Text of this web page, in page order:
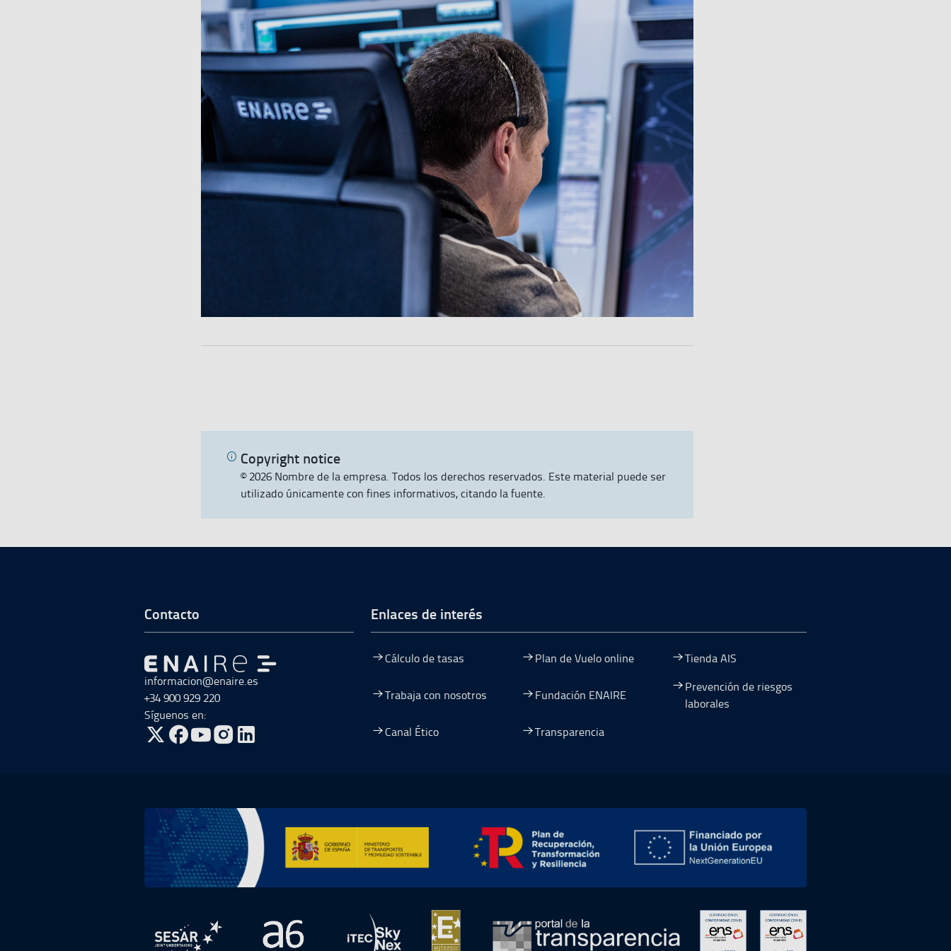
Copyright notice
© 2026 Nombre de la empresa. Todos los derechos reservados. Este material puede ser
utilizado únicamente con fines informativos, citando la fuente.
Ir a Inicio del Pie de página
Contacto
Ir a Ir al inicio
informacion@enaire.es
+34 900 929 220
Síguenos en:
ir a Twitter, abre en una nueva ventana
ir a Facebook, abre en una nueva ventana
ir a Youtube, abre en una nueva ventana
ir a Instagram, abre en una nueva ventana
Enlaces de interés
Cálculo de tasas Plan de Vuelo online Tienda AIS
Trabaja con nosotros Fundación ENAIRE
Prevención de riesgos
laborales
Canal Ético
Transparencia
Ir a Plan de Recuperación, Transformación y Resiliencia, abre en ventana nueva